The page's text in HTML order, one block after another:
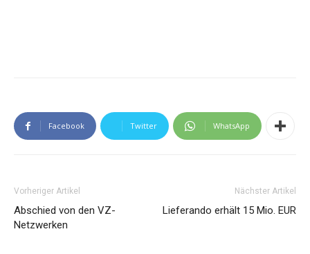
Facebook Twitter WhatsApp
Vorheriger Artikel
Abschied von den VZ-
Netzwerken
Nächster Artikel
Lieferando erhält 15 Mio. EUR